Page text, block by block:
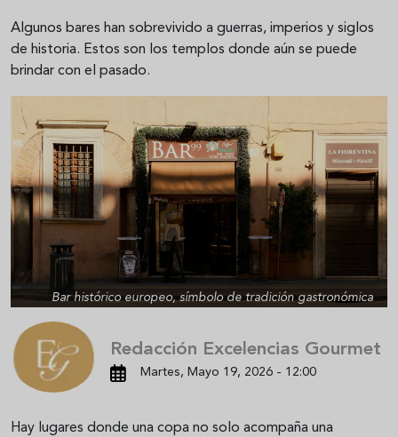
Algunos bares han sobrevivido a guerras, imperios y siglos
de historia. Estos son los templos donde aún se puede
brindar con el pasado.
Bar histórico europeo, símbolo de tradición gastronómica
Redacción Excelencias Gourmet
Martes, Mayo 19, 2026 - 12:00
Hay lugares donde una copa no solo acompaña una